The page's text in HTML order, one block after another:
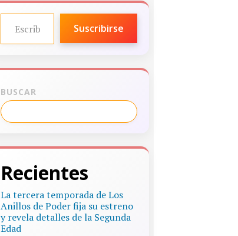
ESCRIBE TU CORREO ELECTRÓNICO…
Suscribirse
BUSCAR
Recientes
La tercera temporada de Los
Anillos de Poder fija su estreno
y revela detalles de la Segunda
Edad